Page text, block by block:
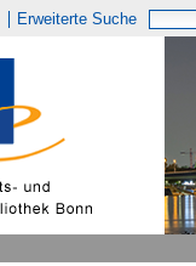
Erweiterte Suche